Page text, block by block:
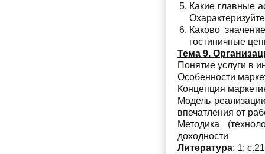
Какие главные
Каково
гостиничные
Тема 9.
Понятие услуги в
Особенности
Концепция
Модель
впечатления от
Методика
доходности
Литература: 1: